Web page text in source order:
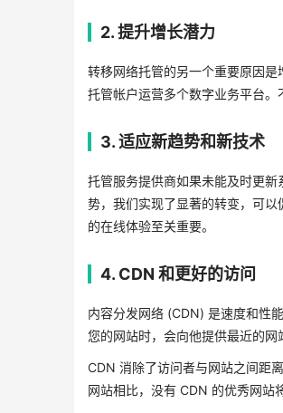
2. 提升增长潜力
转移网络托管的另一个重要原因
托管帐户运营多个数字业务平台。
3. 适应新趋势和新技术
托管服务提供商如果未能及时更
势，我们实现了显著的转变，可
的在线体验至关重要。
4. CDN 和更好的访问
内容分发网络 (CDN) 是速度和性
您的网站时，会向他提供最近的网
CDN 消除了访问者与网站之间距
网站相比，没有 CDN 的优秀网站